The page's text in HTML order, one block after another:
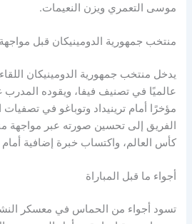
موسى التعمري ويزن النعيمات.
منتخب جمهورية الدومينيكان قبل
عالميًا في تصنيف فيفا، ويقوده المدرب
مؤخرًا أمام ترينيداد وتوباغو في
الفريق إلى تحسين صورته عبر مواجهة
كأس العالم، واكتساب خبرة إضافية
أجواء ما قبل المباراة
تسود أجواء من الحماس في معسكر